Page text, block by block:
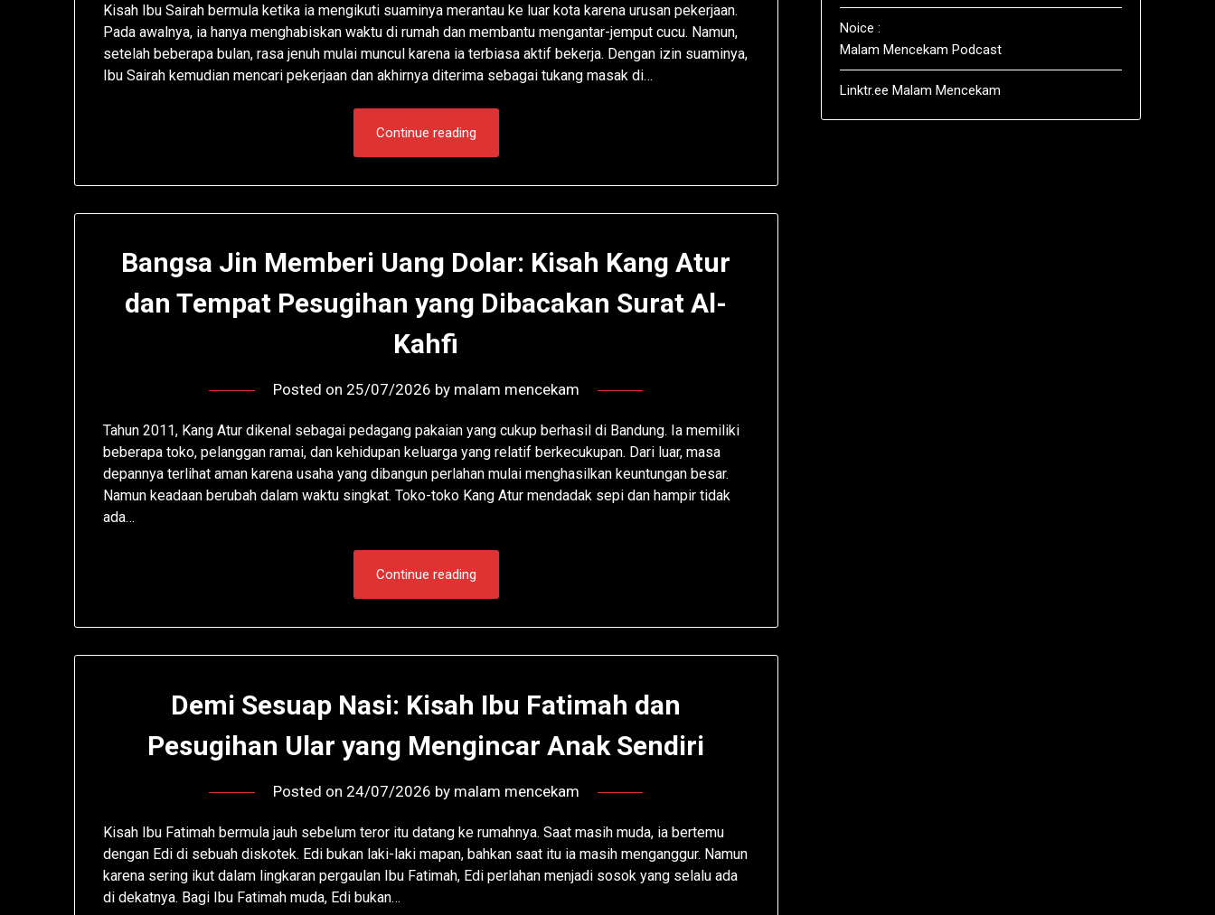
Kisah Ibu Sairah bermula ketika ia mengikuti suaminya merantau ke luar kota karena urusan pekerjaan.
Pada awalnya, ia hanya menghabiskan waktu di rumah dan membantu mengantar-jemput cucu. Namun,
setelah beberapa bulan, rasa jenuh mulai muncul karena ia terbiasa aktif bekerja. Dengan izin suaminya,
Ibu Sairah kemudian mencari pekerjaan dan akhirnya diterima sebagai tukang masak di…
Continue reading
Bangsa Jin Memberi Uang Dolar: Kisah Kang Atur
dan Tempat Pesugihan yang Dibacakan Surat Al-
Kahfi
Posted on 25/07/2026 by malam mencekam
Tahun 2011, Kang Atur dikenal sebagai pedagang pakaian yang cukup berhasil di Bandung. Ia memiliki
beberapa toko, pelanggan ramai, dan kehidupan keluarga yang relatif berkecukupan. Dari luar, masa
depannya terlihat aman karena usaha yang dibangun perlahan mulai menghasilkan keuntungan besar.
Namun keadaan berubah dalam waktu singkat. Toko-toko Kang Atur mendadak sepi dan hampir tidak
ada…
Continue reading
Demi Sesuap Nasi: Kisah Ibu Fatimah dan
Pesugihan Ular yang Mengincar Anak Sendiri
Posted on 24/07/2026 by malam mencekam
Kisah Ibu Fatimah bermula jauh sebelum teror itu datang ke rumahnya. Saat masih muda, ia bertemu
dengan Edi di sebuah diskotek. Edi bukan laki-laki mapan, bahkan saat itu ia masih menganggur. Namun
karena sering ikut dalam lingkaran pergaulan Ibu Fatimah, Edi perlahan menjadi sosok yang selalu ada
di dekatnya. Bagi Ibu Fatimah muda, Edi bukan…
Noice :
Malam Mencekam Podcast
Linktr.ee Malam Mencekam